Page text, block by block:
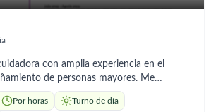
con amplia experiencia en el
de personas mayores. Me
humano, cariño, respeto y paciencia,
el bienestar, la seguridad y la alegría de
Por horas Turno de día